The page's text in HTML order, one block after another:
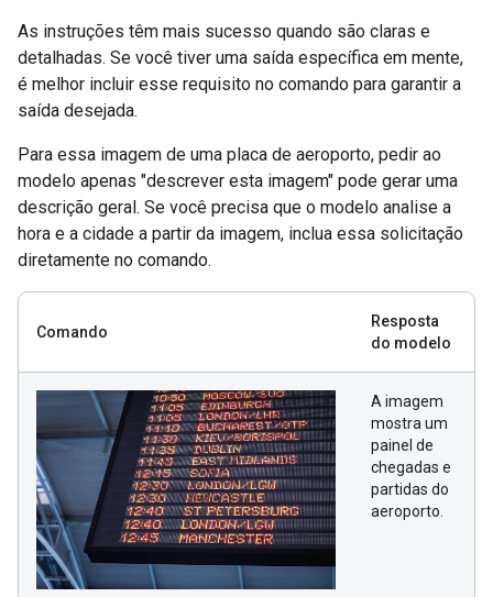
As instruções têm mais sucesso quando são claras e
detalhadas. Se você tiver uma saída específica em mente,
é melhor incluir esse requisito no comando para garantir a
saída desejada.
Para essa imagem de uma placa de aeroporto, pedir ao
modelo apenas "descrever esta imagem" pode gerar uma
descrição geral. Se você precisa que o modelo analise a
hora e a cidade a partir da imagem, inclua essa solicitação
diretamente no comando.
Comando
Resposta
do modelo
A imagem
mostra um
painel de
chegadas e
partidas do
aeroporto.